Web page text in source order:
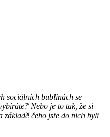
sociálních bublinách se
Nebo je to tak, že si
základě čeho jste do nich byli